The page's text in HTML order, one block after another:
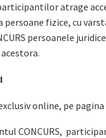
atrage
persoane fizice, cu
persoanele
exclusiv online, pe
CONCURS,